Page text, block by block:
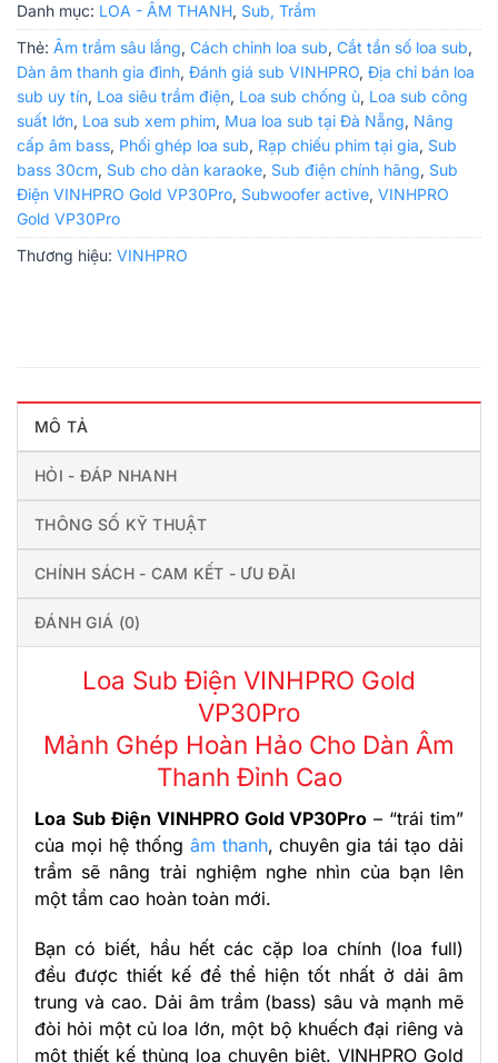
Danh mục: LOA - ÂM THANH, Sub, Trầm
Thẻ: Âm trầm sâu lắng, Cách chỉnh loa sub, Cắt tần số loa sub,
Dàn âm thanh gia đình, Đánh giá sub VINHPRO, Địa chỉ bán loa
sub uy tín, Loa siêu trầm điện, Loa sub chống ù, Loa sub công
suất lớn, Loa sub xem phim, Mua loa sub tại Đà Nẵng, Nâng
cấp âm bass, Phối ghép loa sub, Rạp chiếu phim tại gia, Sub
bass 30cm, Sub cho dàn karaoke, Sub điện chính hãng, Sub
Điện VINHPRO Gold VP30Pro, Subwoofer active, VINHPRO
Gold VP30Pro
Thương hiệu: VINHPRO
MÔ TẢ
HỎI - ĐÁP NHANH
THÔNG SỐ KỸ THUẬT
CHÍNH SÁCH - CAM KẾT - ƯU ĐÃI
ĐÁNH GIÁ (0)
Loa Sub Điện VINHPRO Gold
VP30Pro
Mảnh Ghép Hoàn Hảo Cho Dàn Âm
Thanh Đỉnh Cao
Loa Sub Điện VINHPRO Gold VP30Pro – “trái tim”
của mọi hệ thống âm thanh, chuyên gia tái tạo dải
trầm sẽ nâng trải nghiệm nghe nhìn của bạn lên
một tầm cao hoàn toàn mới.
Bạn có biết, hầu hết các cặp loa chính (loa full)
đều được thiết kế để thể hiện tốt nhất ở dải âm
trung và cao. Dải âm trầm (bass) sâu và mạnh mẽ
đòi hỏi một củ loa lớn, một bộ khuếch đại riêng và
một thiết kế thùng loa chuyên biệt. VINHPRO Gold